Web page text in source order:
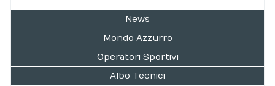
News
Mondo Azzurro
Operatori Sportivi
Albo Tecnici